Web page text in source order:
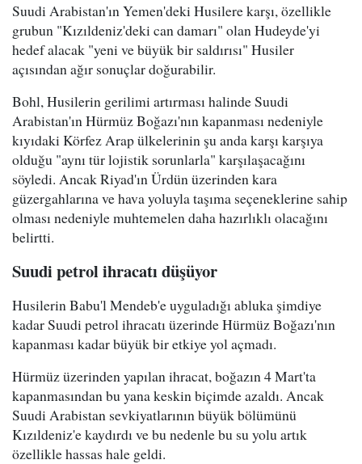
Suudi Arabistan'ın Yemen'deki Husilere karşı, özellikle
grubun "Kızıldeniz'deki can damarı" olan Hudeyde'yi
hedef alacak "yeni ve büyük bir saldırısı" Husiler
açısından ağır sonuçlar doğurabilir.
Bohl, Husilerin gerilimi artırması halinde Suudi
Arabistan'ın Hürmüz Boğazı'nın kapanması nedeniyle
kıyıdaki Körfez Arap ülkelerinin şu anda karşı karşıya
olduğu "aynı tür lojistik sorunlarla" karşılaşacağını
söyledi. Ancak Riyad'ın Ürdün üzerinden kara
güzergahlarına ve hava yoluyla taşıma seçeneklerine sahip
olması nedeniyle muhtemelen daha hazırlıklı olacağını
belirtti.
Suudi petrol ihracatı düşüyor
Husilerin Babu'l Mendeb'e uyguladığı abluka şimdiye
kadar Suudi petrol ihracatı üzerinde Hürmüz Boğazı'nın
kapanması kadar büyük bir etkiye yol açmadı.
Hürmüz üzerinden yapılan ihracat, boğazın 4 Mart'ta
kapanmasından bu yana keskin biçimde azaldı. Ancak
Suudi Arabistan sevkiyatlarının büyük bölümünü
Kızıldeniz'e kaydırdı ve bu nedenle bu su yolu artık
özellikle hassas hale geldi.